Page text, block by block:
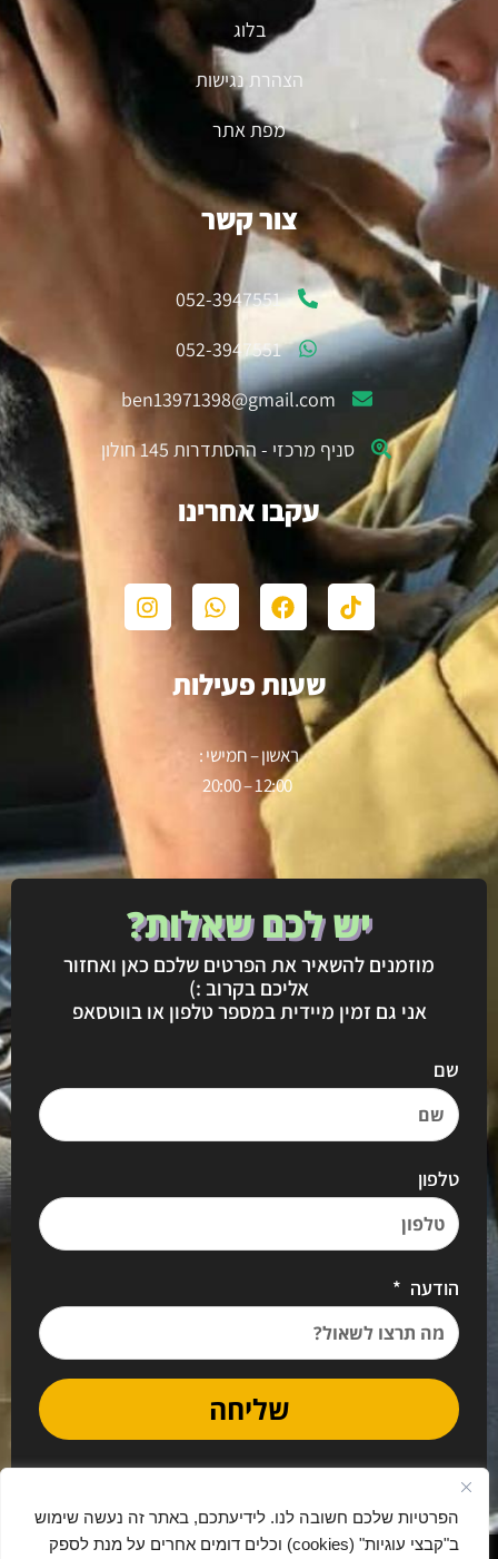
הפרטיות שלכם חשובה לנו. לידיעתכם, באתר זה נעשה שימוש
ב"קבצי עוגיות" (cookies) וכלים דומים אחרים על מנת לספק
יש לכם שאלות?
מוזמנים להשאיר את הפרטים שלכם כאן ואחזור
אליכם בקרוב :)
אני גם זמין מיידית במספר טלפון או בווטסאפ
שם
טלפון
הודעה
שליחה
צור קשר
052-3947551
052-3947551
ben13971398@gmail.com
סניף מרכזי - ההסתדרות 145 חולון
עקבו אחרינו
שעות פעילות
ראשון – חמישי :
בלוג
הצהרת נגישות
מפת אתר